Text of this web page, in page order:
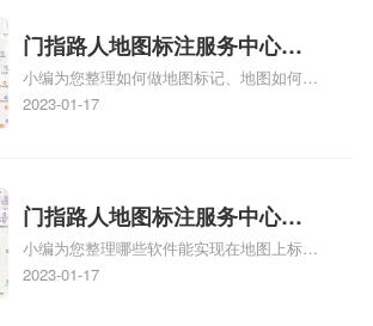
情可查看下方正文！
门指路人地图标注服务中心如
何做花小猪打车地图位置标
记？门指路人地图标注服务中
小编为您整理如何做地图标记、地图如何做
标记、so搜街景中如何做标记、360e启花贷
关地图标注知识，详情可查看下方正文！
2023-01-17
门指路人地图标注服务中心地
图位置地址标记？门指路人地
图标注服务中心苹果地图位置
小编为您整理哪些软件能实现在地图上标记
门指路人地图标注服务中心位置、门指路人
2023-01-17